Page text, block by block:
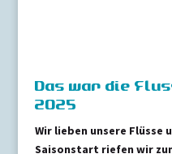
Das war die
2025
Wir lieben unsere Flüsse
Saisonstart riefen wir